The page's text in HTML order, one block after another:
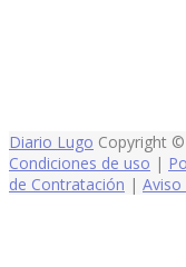
Diario Lugo Copyright
Condiciones de uso |
de Contratación | Aviso